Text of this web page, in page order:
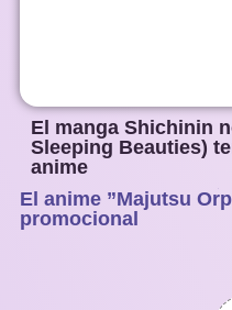
El manga Shichinin
Sleeping Beauties)
anime
El anime ”Majutsu
promocional